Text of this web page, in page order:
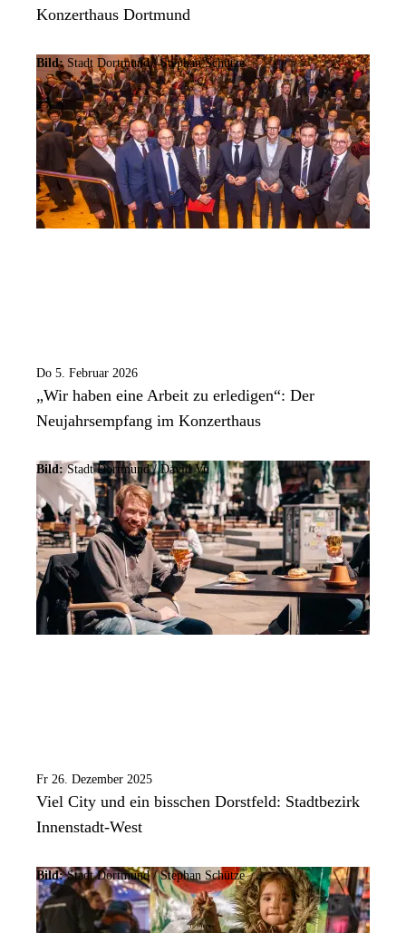
Konzerthaus Dortmund
Bild:Stadt Dortmund / Stephan Schütze
Do 5. Februar 2026
„Wir haben eine Arbeit zu erledigen“: Der
Neujahrsempfang im Konzerthaus
Bild: Stadt Dortmund / David Vu
Fr 26. Dezember 2025
Viel City und ein bisschen Dorstfeld: Stadtbezirk
Innenstadt-West
Bild:Stadt Dortmund / Stephan Schütze